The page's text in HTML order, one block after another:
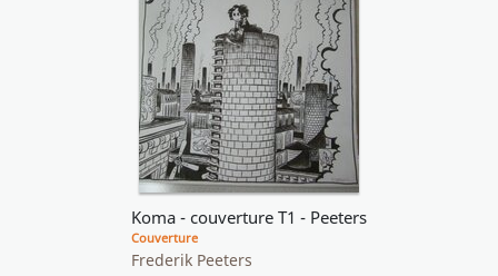
Koma - couverture T1 - Peeters
Couverture
Frederik Peeters